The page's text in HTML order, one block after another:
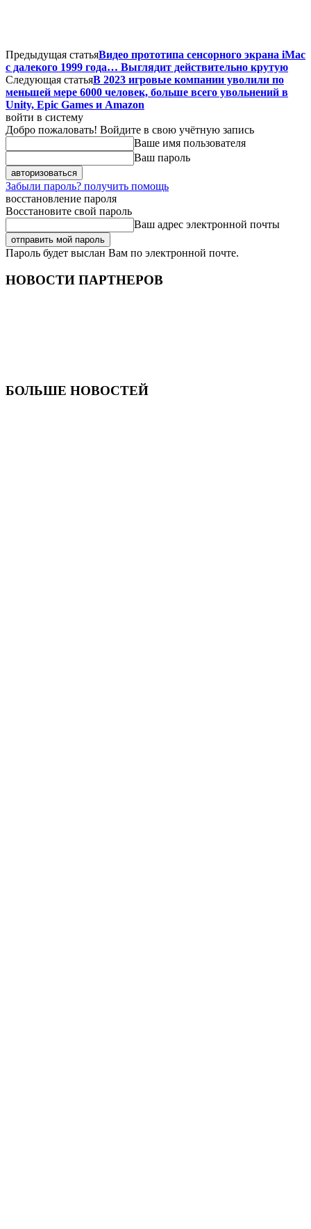
Предыдущая статьяВидео прототипа сенсорного экрана iMac
с далекого 1999 года… Выглядит действительно крутую
Следующая статьяВ 2023 игровые компании уволили по
меньшей мере 6000 человек, больше всего увольнений в
Unity, Epic Games и Amazon
войти в систему
Добро пожаловать! Войдите в свою учётную запись
Ваше имя пользователя
Ваш пароль
Забыли пароль? получить помощь
восстановление пароля
Восстановите свой пароль
Ваш адрес электронной почты
Пароль будет выслан Вам по электронной почте.
НОВОСТИ ПАРТНЕРОВ
БОЛЬШЕ НОВОСТЕЙ